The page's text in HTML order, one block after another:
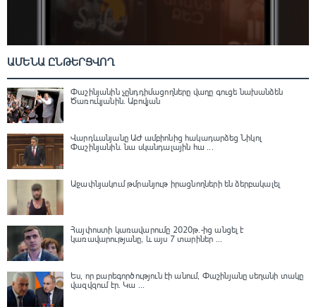
ԱՄԵՆԱ ԸՆԹԵՐՑՎՈՂ
Փաշինյանին չընդդիմացողները վաղը գուցե նախանձեն
Ծառուկյանին. Աբովյան
Վարդևանյանը ԱԺ ամբիոնից հակադարձեց Նիկոլ
Փաշինյանին․ նա սկանդալային հա ...
Աջափնյակում թմրանյութ իրացնողների են ձերբակալել
Հայփոստի կառավարումը 2020թ.-ից անցել է
կառավարությանը, և այս 7 տարիներ ...
Ես, որ բարեգործություն էի անում, Փաշինյանը սեղանի տակը
վազվզում էր․ Կա ...